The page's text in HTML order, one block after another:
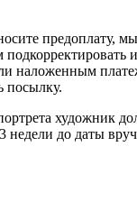
предоплату,
наложенным
посылку.
художник
недели до даты